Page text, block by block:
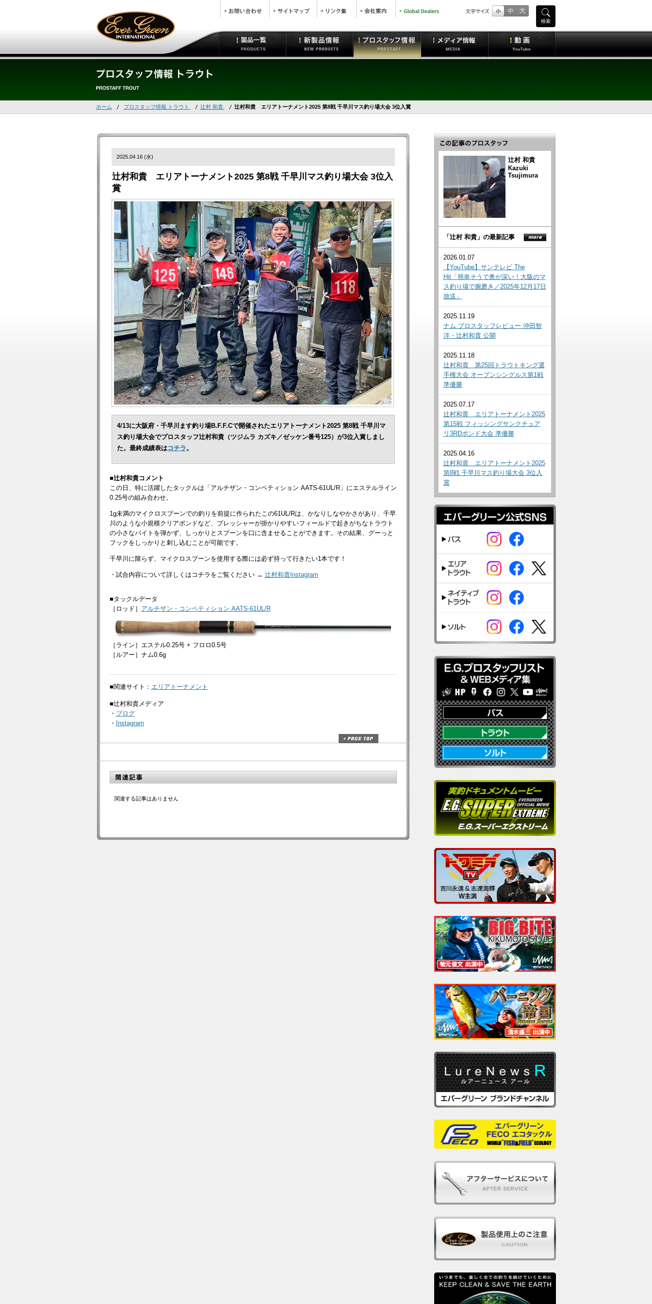
検索
ホーム プロスタッフ情報 トラウト 辻村 和貴 辻村和貴 エリアトーナメント2025 第8戦 千早川マス釣り場大会 3位入賞
2025.04.16 (水)
辻村和貴 エリアトーナメント2025 第8戦 千早川マス釣り場大会 3位入
賞
4/13に大阪府・千早川ます釣り場B.F.F.Cで開催されたエリアトーナメント2025 第8戦 千早川マ
ス釣り場大会でプロスタッフ辻村和貴（ツジムラ カズキ／ゼッケン番号125）が3位入賞しまし
た。最終成績表はコチラ。
■辻村和貴コメント
この日、特に活躍したタックルは「アルチザン・コンペティション AATS-61UL/R」にエステルライン
0.25号の組み合わせ。
1g未満のマイクロスプーンでの釣りを前提に作られたこの61UL/Rは、かなりしなやかさがあり、千早
川のような小規模クリアポンドなど、プレッシャーが掛かりやすいフィールドで起きがちなトラウト
の小さなバイトを弾かず、しっかりとスプーンを口に含ませることができます。その結果、グーっと
フックをしっかりと刺し込むことが可能です。
千早川に限らず、マイクロスプーンを使用する際には必ず持って行きたい1本です！
・試合内容について詳しくはコチラをご覧ください → 辻村和貴Instagram
■タックルデータ
［ロッド］ アルチザン・コンペティション AATS-61UL/R
［ライン］エステル0.25号 + フロロ0.5号
［ルアー］ナム0.6g
■関連サイト： エリアトーナメント
■辻村和貴メディア
・ ブログ
・ Instagram
関連する記事はありません
辻村 和貴
Kazuki
Tsujimura
「辻村 和貴」の最新記事
2026.01.07
【YouTube】サンテレビ The
Hit「簡単そうで奥が深い！大阪のマ
ス釣り場で腕磨き／2025年12月17日
放送」
2025.11.19
ナム プロスタッフレビュー 沖田智
洋・辻村和貴 公開
2025.11.18
辻村和貴 第25回トラウトキング選
手権大会 オープンシングルス第1戦
準優勝
2025.07.17
辻村和貴 エリアトーナメント2025
第15戦 フィッシングサンクチュア
リ3RDポンド大会 準優勝
2025.04.16
辻村和貴 エリアトーナメント2025
第8戦 千早川マス釣り場大会 3位入
賞